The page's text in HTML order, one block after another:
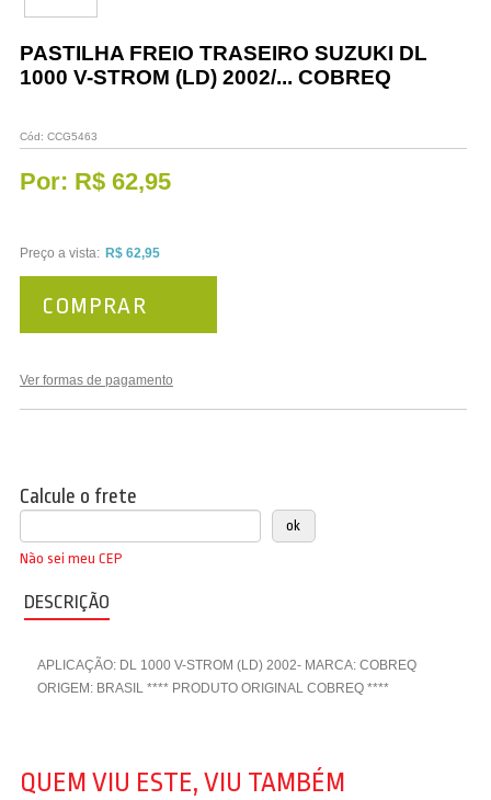
Vestuário
Promoções
PASTILHA FREIO TRASEIRO SUZUKI DL
1000 V-STROM (LD) 2002/... COBREQ
Cód: CCG5463
Por: R$ 62,95
Preço a vista: R$ 62,95
Ver formas de pagamento
COMPRAR
Calcule o frete
Não sei meu CEP
DESCRIÇÃO
APLICAÇÃO: DL 1000 V-STROM (LD) 2002- MARCA: COBREQ
ORIGEM: BRASIL **** PRODUTO ORIGINAL COBREQ ****
QUEM VIU ESTE, VIU TAMBÉM